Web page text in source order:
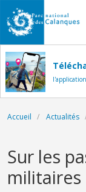
Aller au contenu
Fil d'Ariane
Accueil Actualités
Sur les
militaires